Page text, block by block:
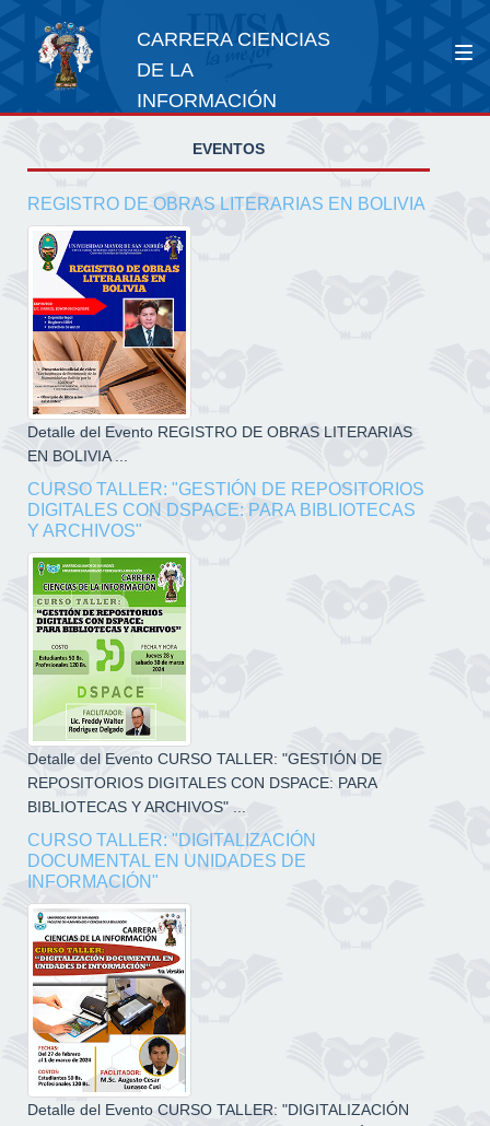
CARRERA CIENCIAS
DE LA
INFORMACIÓN
EVENTOS
REGISTRO DE OBRAS LITERARIAS EN BOLIVIA
Detalle del Evento REGISTRO DE OBRAS LITERARIAS
EN BOLIVIA ...
CURSO TALLER: "GESTIÓN DE REPOSITORIOS
DIGITALES CON DSPACE: PARA BIBLIOTECAS
Y ARCHIVOS"
Detalle del Evento CURSO TALLER: "GESTIÓN DE
REPOSITORIOS DIGITALES CON DSPACE: PARA
BIBLIOTECAS Y ARCHIVOS" ...
CURSO TALLER: "DIGITALIZACIÓN
DOCUMENTAL EN UNIDADES DE
INFORMACIÓN"
Detalle del Evento CURSO TALLER: "DIGITALIZACIÓN